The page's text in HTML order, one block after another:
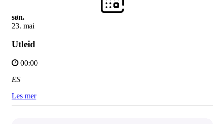
søn.
23. mai
Utleid
00:00
ES
Les mer